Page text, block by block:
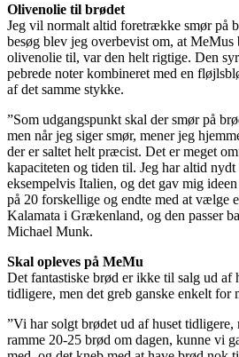
Olivenolie til brødet
Jeg vil normalt altid foretrække smør på
besøg blev jeg overbevist om, at MeMus
olivenolie til, var den helt rigtige. Den
pebrede noter kombineret med en
af det samme stykke.
”Som udgangspunkt skal der smør på
men når jeg siger smør, mener jeg
der er saltet helt præcist. Det er meget
kapaciteten og tiden til. Jeg har altid
eksempelvis Italien, og det gav mig
på 20 forskellige og endte med at vælge
Kalamata i Grækenland, og den passer
Michael Munk.
Skal opleves på MeMu
Det fantastiske brød er ikke til salg ud af
tidligere, men det greb ganske enkelt for
”Vi har solgt brødet ud af huset tidligere,
ramme 20-25 brød om dagen, kunne vi